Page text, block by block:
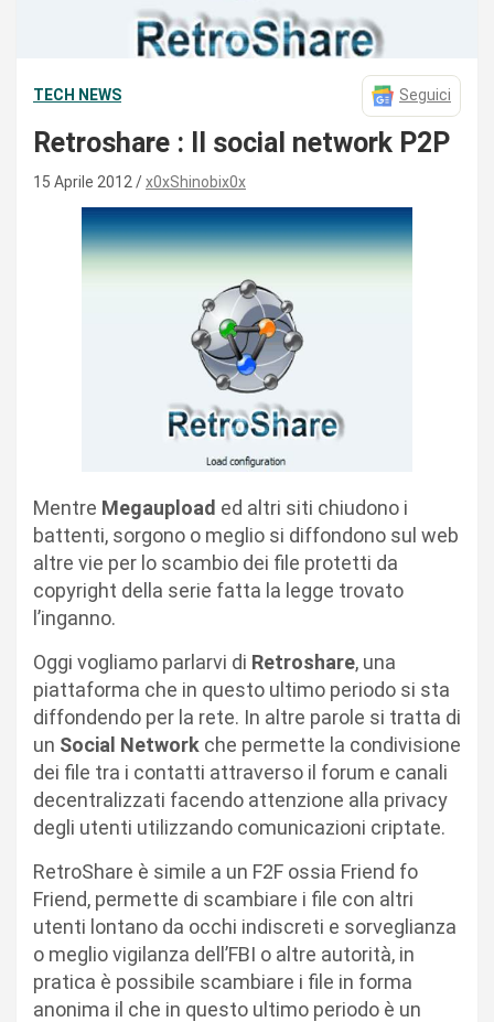
TECH NEWS Seguici
Retroshare : Il social network P2P
15 Aprile 2012 x0xShinobix0x
Mentre Megaupload ed altri siti chiudono i
battenti, sorgono o meglio si diffondono sul web
altre vie per lo scambio dei file protetti da
copyright della serie fatta la legge trovato
l’inganno.
Oggi vogliamo parlarvi di Retroshare, una
piattaforma che in questo ultimo periodo si sta
diffondendo per la rete. In altre parole si tratta di
un Social Network che permette la condivisione
dei file tra i contatti attraverso il forum e canali
decentralizzati facendo attenzione alla privacy
degli utenti utilizzando comunicazioni criptate.
RetroShare è simile a un F2F ossia Friend fo
Friend, permette di scambiare i file con altri
utenti lontano da occhi indiscreti e sorveglianza
o meglio vigilanza dell’FBI o altre autorità, in
pratica è possibile scambiare i file in forma
anonima il che in questo ultimo periodo è un